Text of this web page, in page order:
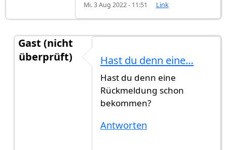
Mi. 3 Aug 2022 - 11:51 Link
Gast (nicht
überprüft)
März 2021vonKamto (nicht
Hast du denn eine…
Hast du denn eine
Rückmeldung schon
bekommen?
Antworten